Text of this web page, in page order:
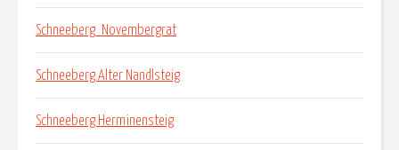
Schneeberg_Novembergrat
Schneeberg Alter Nandlsteig
Schneeberg Herminensteig